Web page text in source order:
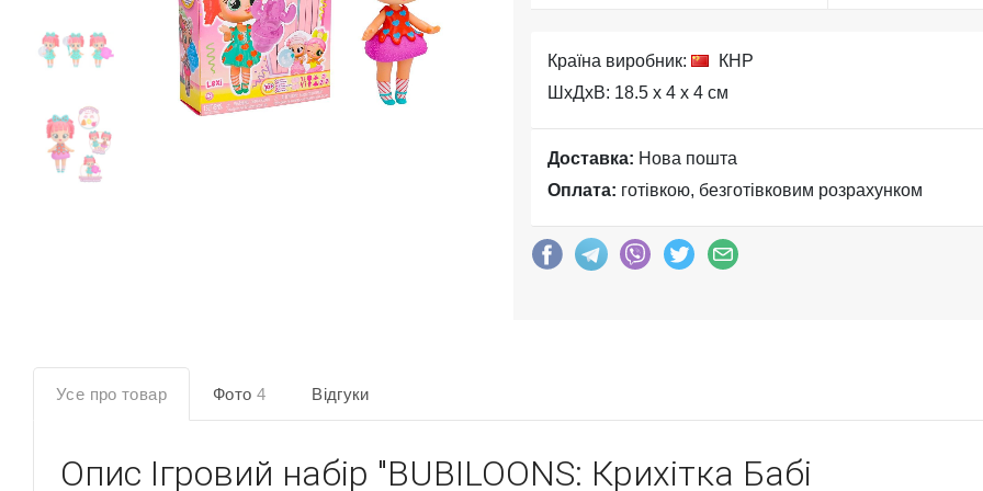
Країна виробник:
КНР
ШхДхВ: 18.5 x 4 x 4 см
Доставка: Нова пошта
Оплата: готівкою, безготівковим розрахунком
Усе про товар Фото 4 Відгуки
Опис Ігровий набір "BUBILOONS: Крихітка Бабі